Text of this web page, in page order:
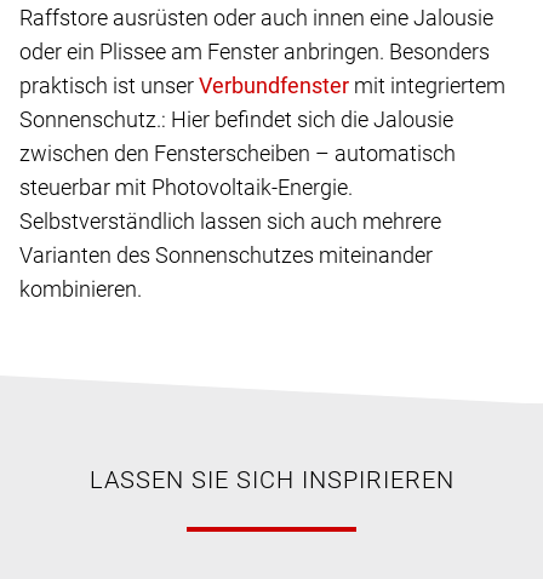
Raffstore ausrüsten oder auch innen eine Jalousie
oder ein Plissee am Fenster anbringen. Besonders
praktisch ist unser
mit integriertem
Sonnenschutz.: Hier befindet sich die Jalousie
zwischen den Fensterscheiben – automatisch
steuerbar mit Photovoltaik-Energie.
Selbstverständlich lassen sich auch mehrere
Varianten des Sonnenschutzes miteinander
kombinieren.
LASSEN SIE SICH INSPIRIEREN